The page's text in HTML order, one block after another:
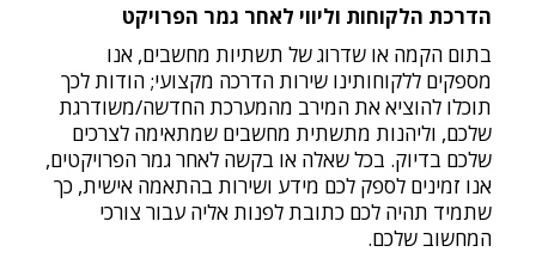
הדרכת הלקוחות וליווי לאחר גמר הפרויקט
בתום הקמה או שדרוג של תשתיות מחשבים, אנו
מספקים ללקוחותינו שירות הדרכה מקצועי; הודות לכך
תוכלו להוציא את המירב מהמערכת החדשה/משודרגת
שלכם, וליהנות מתשתית מחשבים שמתאימה לצרכים
שלכם בדיוק. בכל שאלה או בקשה לאחר גמר הפרויקטים,
אנו זמינים לספק לכם מידע ושירות בהתאמה אישית, כך
שתמיד תהיה לכם כתובת לפנות אליה עבור צורכי
המחשוב שלכם.